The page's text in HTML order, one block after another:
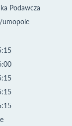
Podawcza
umopole